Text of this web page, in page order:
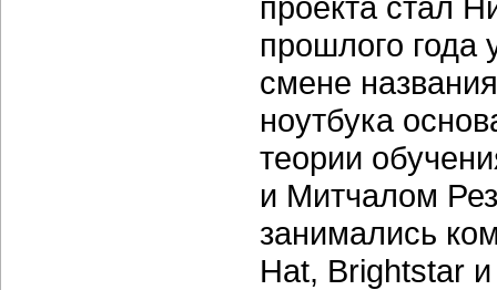
прошлого года
смене
ноутбука
теории
и Митчалом
занимались
Hat, Brightstar